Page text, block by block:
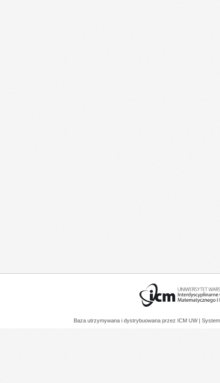
Baza utrzymywana i dystrybuowana przez ICM UW |